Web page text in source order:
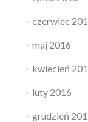
czerwiec
maj 2016
kwiecień
luty 2016
grudzień